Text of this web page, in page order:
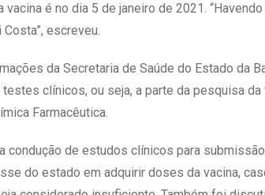
vacina é no dia 5 de janeiro de 2021.
escreveu.
da Secretaria de Saúde do Estado da
clínicos, ou seja, a parte da pesquisa
Farmacêutica.
condução de estudos clínicos para
do estado em adquirir doses da vacina,